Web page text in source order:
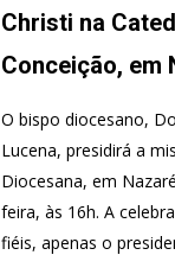
Christi na
Conceição, em
O bispo diocesano,
Lucena, presidirá a
Diocesana, em
feira, às 16h. A
fiéis, apenas o